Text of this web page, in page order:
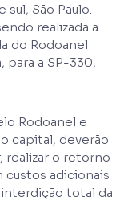
São Paulo.
realizada a
do Rodoanel
para a SP-330,
Rodoanel e
capital, deverão
realizar o retorno
custos adicionais
total da